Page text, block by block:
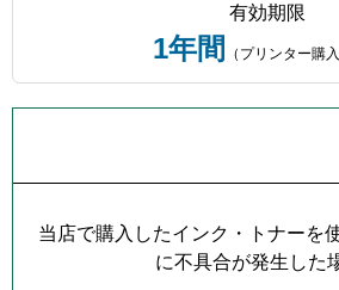
有効期限
1年間 （プリンター購
当店で購入したインク・トナーを
に不具合が発生した